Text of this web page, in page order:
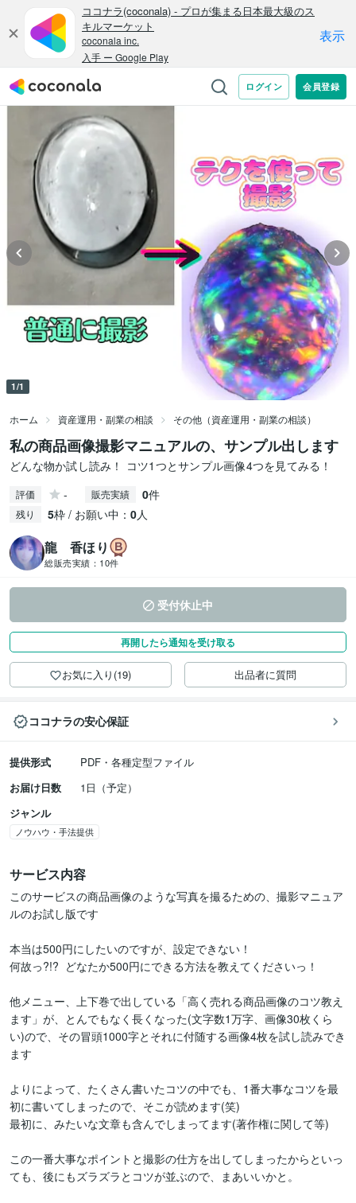
1/1
ホーム 資産運用・副業の相談 その他（資産運用・副業の相談）
私の商品画像撮影マニュアルの、サンプル出します
どんな物か試し読み！ コツ1つとサンプル画像4つを見てみる！
評価 - 販売実績 0件
残り 5枠 / お願い中： 0人
龍 香ほり
総販売実績： 10件
受付休止中
再開したら通知を受け取る
お気に入り(19) 出品者に質問
ココナラの安心保証
提供形式
PDF・各種定型ファイル
お届け日数
1日（予定）
ジャンル
ノウハウ・手法提供
サービス内容
このサービスの商品画像のような写真を撮るための、撮影マニュア
ルのお試し版です
本当は500円にしたいのですが、設定できない！
何故っ?!?  どなたか500円にできる方法を教えてくださいっ！
他メニュー、上下巻で出している「高く売れる商品画像のコツ教え
ます」が、とんでもなく長くなった(文字数1万字、画像30枚くら
い)ので、その冒頭1000字とそれに付随する画像4枚を試し読みでき
ます
よりによって、たくさん書いたコツの中でも、1番大事なコツを最
初に書いてしまったので、そこが読めます(笑)
最初に、みたいな文章も含んでしまってます(著作権に関して等)
この一番大事なポイントと撮影の仕方を出してしまったからといっ
ても、後にもズラズラとコツが並ぶので、まあいいかと。